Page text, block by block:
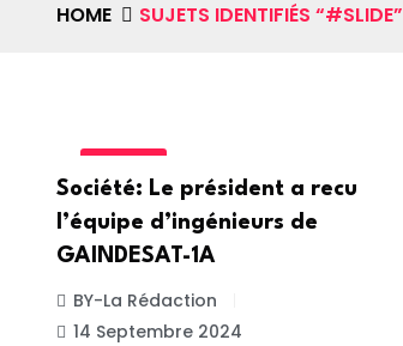
HOME SUJETS IDENTIFIÉS “#SLIDE”
Société: Le président a recu
l’équipe d’ingénieurs de
GAINDESAT-1A
BY-La Rédaction
14 Septembre 2024